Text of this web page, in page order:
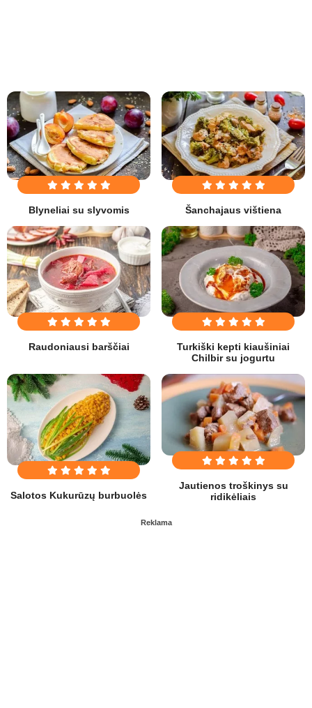
Blyneliai su slyvomis Šanchajaus vištiena
Raudoniausi barščiai
Turkiški kepti kiaušiniai
Chilbir su jogurtu
Salotos Kukurūzų burbuolės
Jautienos troškinys su
ridikėliais
Reklama